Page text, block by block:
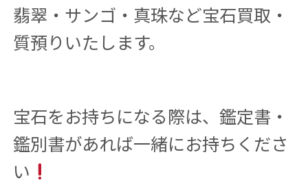
翡翠・サンゴ・真珠など宝石買取・
質預りいたします。
宝石をお持ちになる際は、鑑定書・
鑑別書があれば一緒にお持ちくださ
い